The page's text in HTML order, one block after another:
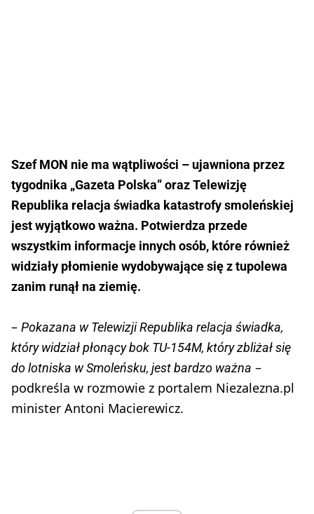
Szef MON nie ma wątpliwości – ujawniona przez
tygodnika „Gazeta Polska” oraz Telewizję
Republika relacja świadka katastrofy smoleńskiej
jest wyjątkowo ważna. Potwierdza przede
wszystkim informacje innych osób, które również
widziały płomienie wydobywające się z tupolewa
zanim runął na ziemię.
– Pokazana w Telewizji Republika relacja świadka,
który widział płonący bok TU-154M, który zbliżał się
do lotniska w Smoleńsku, jest bardzo ważna –
podkreśla w rozmowie z portalem Niezalezna.pl
minister Antoni Macierewicz.